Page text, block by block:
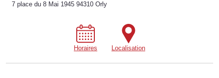
7 place du 8 Mai 1945 94310 Orly
Horaires Localisation